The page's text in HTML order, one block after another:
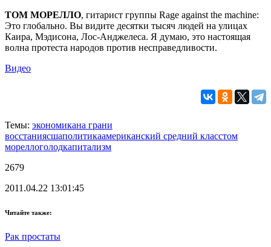
ТОМ МОРЕЛЛО, гитарист группы Rage against the machine:
Это глобально. Вы видите десятки тысяч людей на улицах
Каира, Мэдисона, Лос-Анджелеса. Я думаю, это настоящая
волна протеста народов против несправедливости.
Видео
Темы: экономикана грани
восстаниясшаполитикаамериканский средний класстом
мореллоголодкапитализм
2679
2011.04.22 13:01:45
Читайте также:
Рак простаты